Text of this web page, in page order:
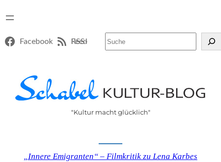
Facebook RSS-Feed
"Kultur macht glücklich"
„Innere Emigranten“ – Filmkritik zu Lena Karbes